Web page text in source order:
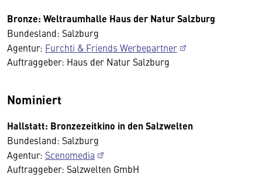
Bronze: Weltraumhalle Haus der Natur Salzburg
Bundesland: Salzburg
Agentur: Furchti & Friends Werbepartner
Auftraggeber: Haus der Natur Salzburg
Nominiert
Hallstatt: Bronzezeitkino in den Salzwelten
Bundesland: Salzburg
Agentur: Scenomedia
Auftraggeber: Salzwelten GmbH